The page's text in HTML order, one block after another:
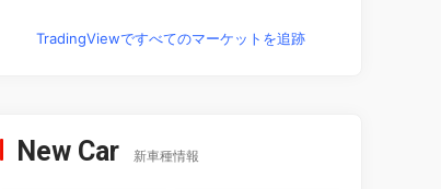
TradingViewですべてのマーケットを追跡
New Car 新車種情報